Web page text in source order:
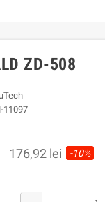
ZD-508
11097
176,92 lei -10%